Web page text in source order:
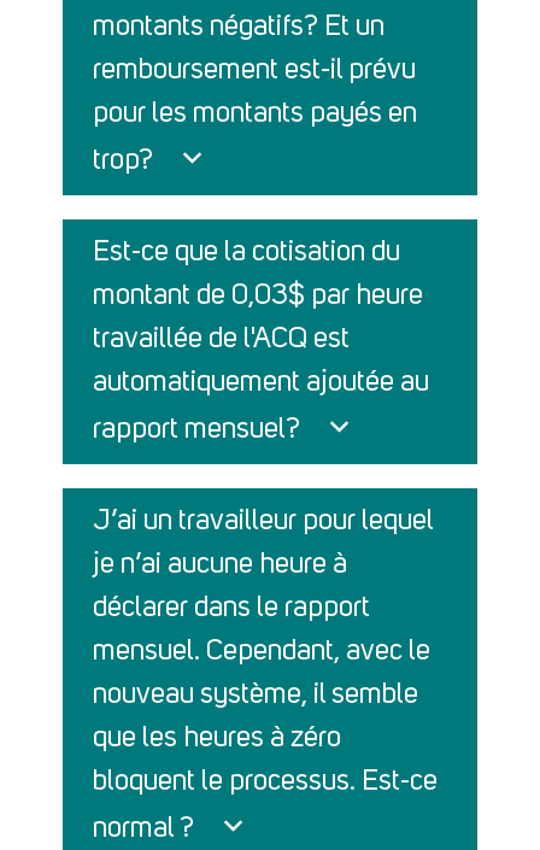
montants négatifs? Et un
remboursement est-il prévu
pour les montants payés en
trop?
Est-ce que la cotisation du
montant de 0,03$ par heure
travaillée de l'ACQ est
automatiquement ajoutée au
rapport mensuel?
J’ai un travailleur pour lequel
je n’ai aucune heure à
déclarer dans le rapport
mensuel. Cependant, avec le
nouveau système, il semble
que les heures à zéro
bloquent le processus. Est-ce
normal ?